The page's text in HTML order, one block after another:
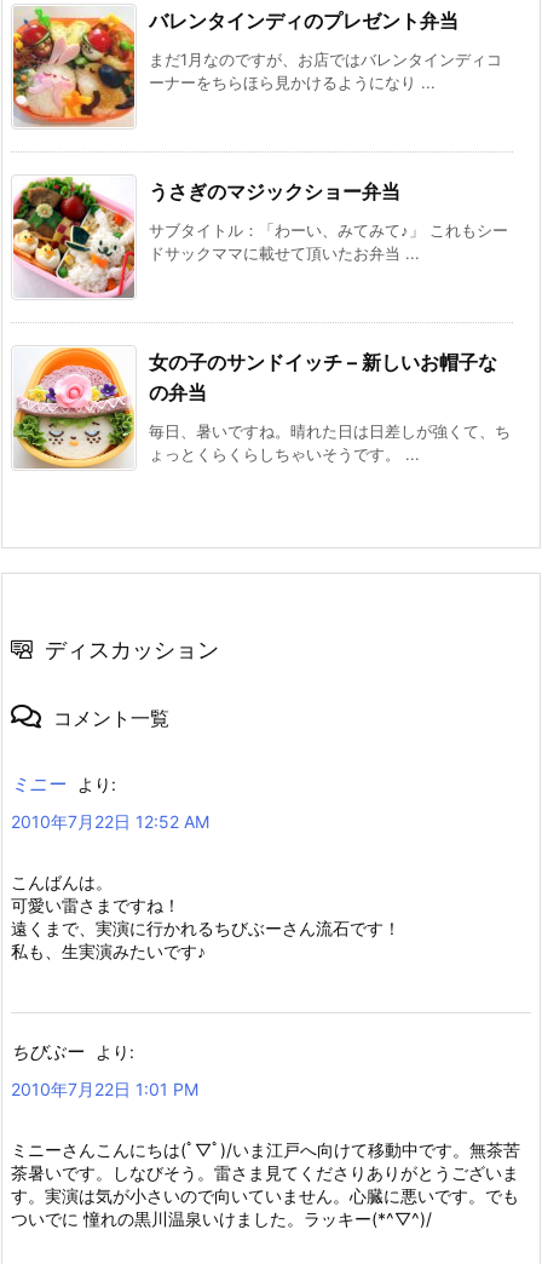
バレンタインディのプレゼント弁当
まだ1月なのですが、お店ではバレンタインディコ
ーナーをちらほら見かけるようになり ...
うさぎのマジックショー弁当
サブタイトル：「わーい、みてみて♪」 これもシー
ドサックママに載せて頂いたお弁当 ...
女の子のサンドイッチ – 新しいお帽子な
の弁当
毎日、暑いですね。晴れた日は日差しが強くて、ち
ょっとくらくらしちゃいそうです。 ...
ディスカッション
コメント一覧
ミニー
より:
2010年7月22日 12:52 AM
こんばんは。
可愛い雷さまですね！
遠くまで、実演に行かれるちびぶーさん流石です！
私も、生実演みたいです♪
ちびぶー
より:
2010年7月22日 1:01 PM
ミニーさんこんにちは(ﾟ▽ﾟ)/いま江戸へ向けて移動中です。無茶苦
茶暑いです。しなびそう。雷さま見てくださりありがとうございま
す。実演は気が小さいので向いていません。心臓に悪いです。でも
ついでに 憧れの黒川温泉いけました。ラッキー(*^▽^)/